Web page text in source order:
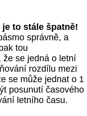
to stále špatně!
správně, a
tou
že se jedná o letní
rozdílu mezi
se může jednat o 1
posunutí časového
letního času.